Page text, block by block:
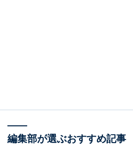
編集部が選ぶおすすめ記事